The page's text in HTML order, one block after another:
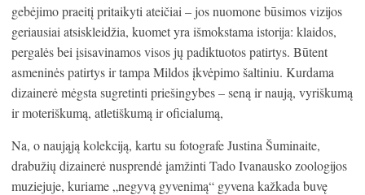
gebėjimo praeitį pritaikyti ateičiai – jos nuomone būsimos vizijos
geriausiai atsiskleidžia, kuomet yra išmokstama istorija: klaidos,
pergalės bei įsisavinamos visos jų padiktuotos patirtys. Būtent
asmeninės patirtys ir tampa Mildos įkvėpimo šaltiniu. Kurdama
dizainerė mėgsta sugretinti priešingybes – seną ir naują, vyriškumą
ir moteriškumą, atletiškumą ir oficialumą,
Na, o naująją kolekciją, kartu su fotografe Justina Šuminaite,
drabužių dizainerė nusprendė įamžinti Tado Ivanausko zoologijos
muziejuje, kuriame „negyvą gyvenimą“ gyvena kažkada buvę